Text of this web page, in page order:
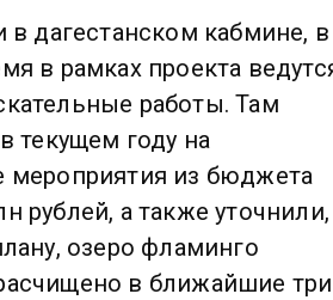
в дагестанском кабмине, в
в рамках проекта
работы. Там
текущем году на
мероприятия из бюджета
рублей, а также уточнили,
озеро фламинго
в ближайшие три